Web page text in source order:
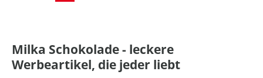
Milka Schokolade - leckere
Werbeartikel, die jeder liebt